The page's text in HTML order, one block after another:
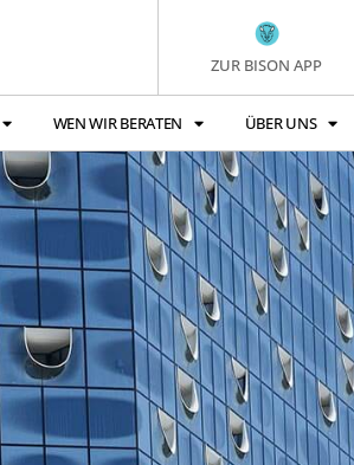
ZUR BISON APP
WEN WIR BERATEN ÜBER UNS